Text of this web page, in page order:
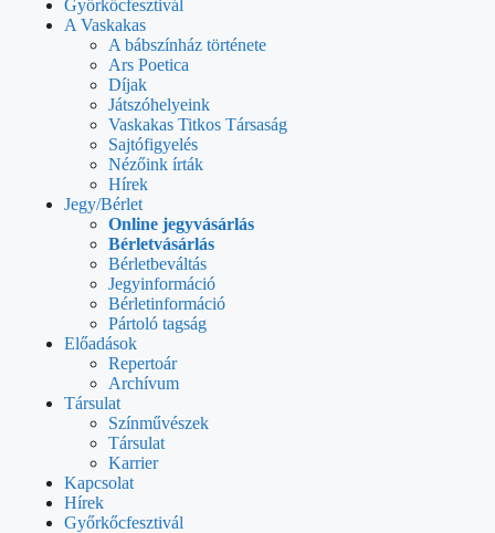
Győrkőcfesztivál
A Vaskakas
A bábszínház története
Ars Poetica
Díjak
Játszóhelyeink
Vaskakas Titkos Társaság
Sajtófigyelés
Nézőink írták
Hírek
Jegy/Bérlet
Online jegyvásárlás
Bérletvásárlás
Bérletbeváltás
Jegyinformáció
Bérletinformáció
Pártoló tagság
Előadások
Repertoár
Archívum
Társulat
Színművészek
Társulat
Karrier
Kapcsolat
Hírek
Győrkőcfesztivál